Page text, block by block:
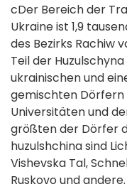
cDer Bereich der
Ukraine ist 1,9
des Bezirks Rachiw
Teil der
ukrainischen und
gemischten Dörfern
Universitäten und
größten der Dörfer
huzulshchina sind
Vishevska Tal,
Ruskovo und andere.